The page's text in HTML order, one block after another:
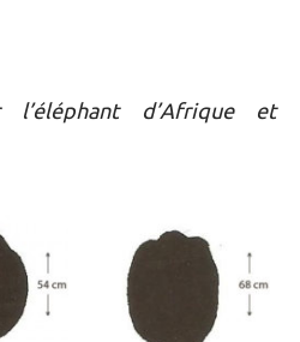
l’éléphant d’Afrique et